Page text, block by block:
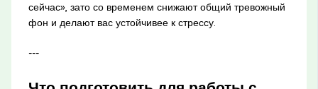
сейчас», зато со временем снижают общий тревожный
фон и делают вас устойчивее к стрессу.
---